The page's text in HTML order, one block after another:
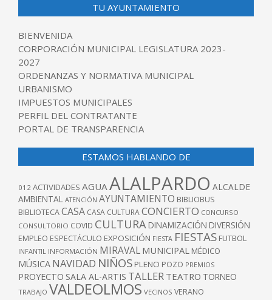
TU AYUNTAMIENTO
BIENVENIDA
CORPORACIÓN MUNICIPAL LEGISLATURA 2023-
2027
ORDENANZAS Y NORMATIVA MUNICIPAL
URBANISMO
IMPUESTOS MUNICIPALES
PERFIL DEL CONTRATANTE
PORTAL DE TRANSPARENCIA
ESTAMOS HABLANDO DE
012 ACTIVIDADES AGUAALALPARDO ALCALDE
AMBIENTAL ATENCIÓN AYUNTAMIENTO BIBLIOBUS
BIBLIOTECACASA CASA CULTURACONCIERTO CONCURSO
CONSULTORIO COVID CULTURA DINAMIZACIÓN DIVERSIÓN
EMPLEO ESPECTÁCULO EXPOSICIÓN FIESTA FIESTAS FUTBOL
INFANTIL INFORMACIÓN MIRAVAL MUNICIPAL MÉDICO
MÚSICA NAVIDAD NIÑOS PLENO POZO PREMIOS
PROYECTO SALA AL-ARTIS TALLER TEATRO TORNEO
TRABAJO VALDEOLMOS VECINOS VERANO